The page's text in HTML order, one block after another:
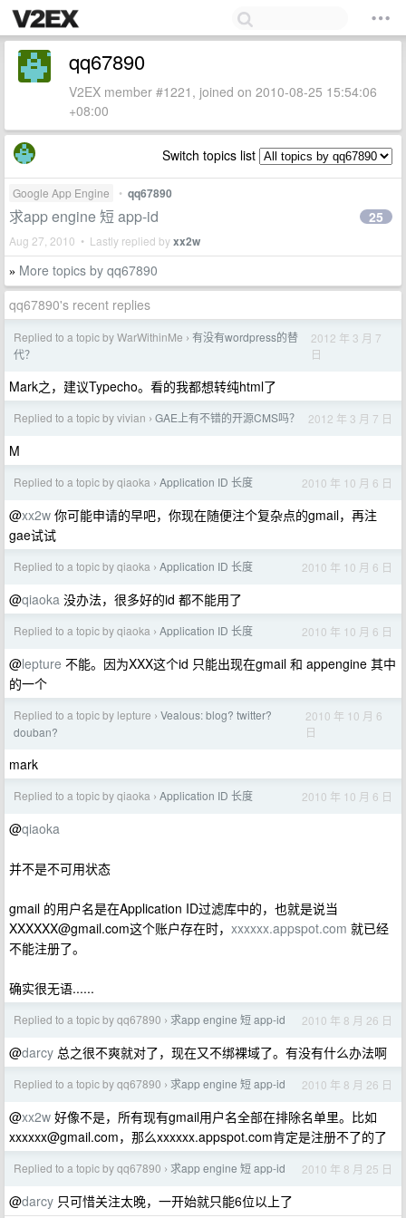
qq67890
V2EX member #1221, joined on 2010-08-25 15:54:06
+08:00
Switch topics list
Google App Engine • qq67890
求app engine 短 app-id
Aug 27, 2010 • Lastly replied byxx2w
25
» More topics by qq67890
qq67890's recent replies
Replied to a topic by WarWithinMe › 有没有wordpress的替
代？
2012 年 3 月 7
日
Mark之，建议Typecho。看的我都想转纯html了
Replied to a topic by vivian › GAE上有不错的开源CMS吗？ 2012 年 3 月 7 日
M
Replied to a topic by qiaoka › Application ID 长度 2010 年 10 月 6 日
@xx2w 你可能申请的早吧，你现在随便注个复杂点的gmail，再注
gae试试
Replied to a topic by qiaoka › Application ID 长度 2010 年 10 月 6 日
@qiaoka 没办法，很多好的id 都不能用了
Replied to a topic by qiaoka › Application ID 长度 2010 年 10 月 6 日
@lepture 不能。因为XXX这个id 只能出现在gmail 和 appengine 其中
的一个
Replied to a topic by lepture › Vealous: blog? twitter?
douban?
2010 年 10 月 6
日
mark
Replied to a topic by qiaoka › Application ID 长度 2010 年 10 月 6 日
@qiaoka
并不是不可用状态
gmail 的用户名是在Application ID过滤库中的，也就是说当
XXXXXX@gmail.com这个账户存在时， xxxxxx.appspot.com 就已经
不能注册了。
确实很无语......
Replied to a topic by qq67890 › 求app engine 短 app-id 2010 年 8 月 26 日
@darcy 总之很不爽就对了，现在又不绑裸域了。有没有什么办法啊
Replied to a topic by qq67890 › 求app engine 短 app-id 2010 年 8 月 26 日
@xx2w 好像不是，所有现有gmail用户名全部在排除名单里。比如
xxxxxx@gmail.com，那么xxxxxx.appspot.com肯定是注册不了的了
Replied to a topic by qq67890 › 求app engine 短 app-id 2010 年 8 月 25 日
@darcy 只可惜关注太晚，一开始就只能6位以上了